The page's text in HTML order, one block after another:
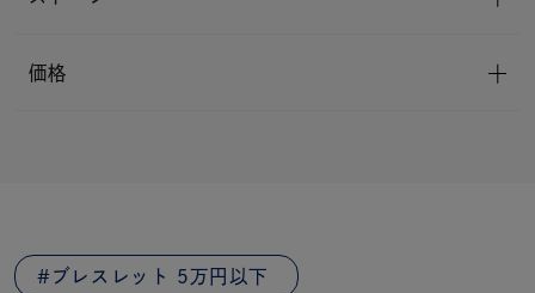
価格
ブレスレット 5万円以下